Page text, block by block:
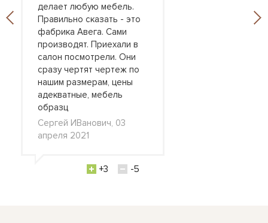
делает любую мебель.
Правильно сказать - это
фабрика Авега. Сами
производят. Приехали в
салон посмотрели. Они
сразу чертят чертеж по
нашим размерам, цены
адекватные, мебель
образц
Сергей ИВанович, 03
апреля 2021
+3 -5